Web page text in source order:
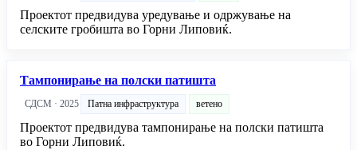
Проектот предвидува уредување и одржување на
селските гробишта во Горни Липовиќ.
Тампонирање на полски патишта
СДСМ · 2025 Патна инфраструктура ветено
Проектот предвидува тампонирање на полски патишта
во Горни Липовиќ.